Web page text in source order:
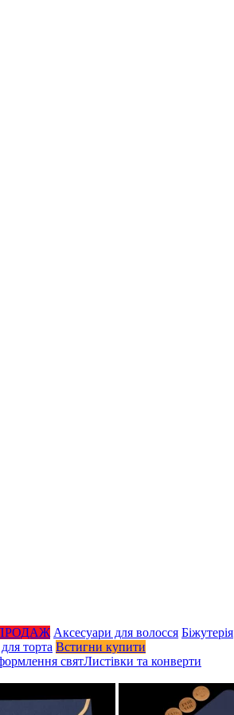
Аксесуари для волосся Біжутерія
торта Встигни купити
святЛистівки та конверти